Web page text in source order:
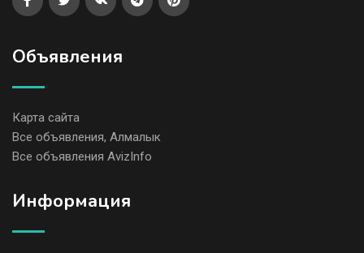
Объявления
Карта сайта
Все объявления, Алмалык
Все объявления AvizInfo
Информация